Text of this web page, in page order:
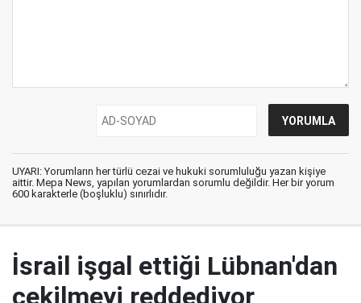
UYARI: Yorumların her türlü cezai ve hukuki sorumluluğu yazan kişiye
aittir. Mepa News, yapılan yorumlardan sorumlu değildir. Her bir yorum
600 karakterle (boşluklu) sınırlıdır.
İsrail işgal ettiği Lübnan'dan
çekilmeyi reddediyor